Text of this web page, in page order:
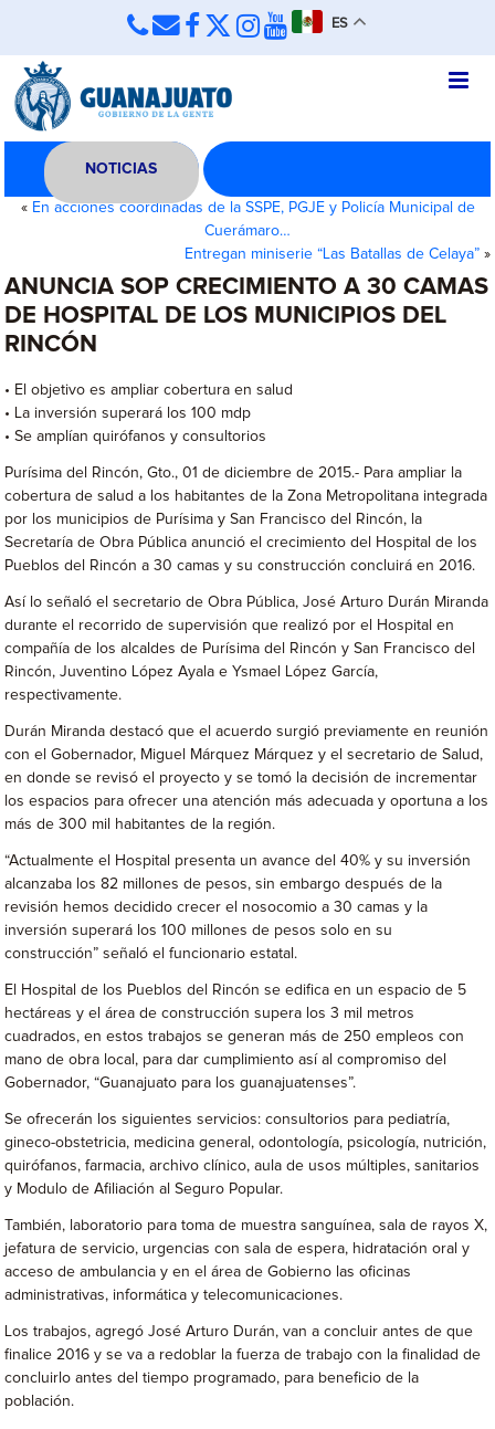
ES
NOTICIAS
« En acciones coordinadas de la SSPE, PGJE y Policía Municipal de
Cuerámaro…
Entregan miniserie “Las Batallas de Celaya”»
ANUNCIA SOP CRECIMIENTO A 30 CAMAS
DE HOSPITAL DE LOS MUNICIPIOS DEL
RINCÓN
• El objetivo es ampliar cobertura en salud
• La inversión superará los 100 mdp
• Se amplían quirófanos y consultorios
Purísima del Rincón, Gto., 01 de diciembre de 2015.- Para ampliar la
cobertura de salud a los habitantes de la Zona Metropolitana integrada
por los municipios de Purísima y San Francisco del Rincón, la
Secretaría de Obra Pública anunció el crecimiento del Hospital de los
Pueblos del Rincón a 30 camas y su construcción concluirá en 2016.
Así lo señaló el secretario de Obra Pública, José Arturo Durán Miranda
durante el recorrido de supervisión que realizó por el Hospital en
compañía de los alcaldes de Purísima del Rincón y San Francisco del
Rincón, Juventino López Ayala e Ysmael López García,
respectivamente.
Durán Miranda destacó que el acuerdo surgió previamente en reunión
con el Gobernador, Miguel Márquez Márquez y el secretario de Salud,
en donde se revisó el proyecto y se tomó la decisión de incrementar
los espacios para ofrecer una atención más adecuada y oportuna a los
más de 300 mil habitantes de la región.
“Actualmente el Hospital presenta un avance del 40% y su inversión
alcanzaba los 82 millones de pesos, sin embargo después de la
revisión hemos decidido crecer el nosocomio a 30 camas y la
inversión superará los 100 millones de pesos solo en su
construcción” señaló el funcionario estatal.
El Hospital de los Pueblos del Rincón se edifica en un espacio de 5
hectáreas y el área de construcción supera los 3 mil metros
cuadrados, en estos trabajos se generan más de 250 empleos con
mano de obra local, para dar cumplimiento así al compromiso del
Gobernador, “Guanajuato para los guanajuatenses”.
Se ofrecerán los siguientes servicios: consultorios para pediatría,
gineco-obstetricia, medicina general, odontología, psicología, nutrición,
quirófanos, farmacia, archivo clínico, aula de usos múltiples, sanitarios
y Modulo de Afiliación al Seguro Popular.
También, laboratorio para toma de muestra sanguínea, sala de rayos X,
jefatura de servicio, urgencias con sala de espera, hidratación oral y
acceso de ambulancia y en el área de Gobierno las oficinas
administrativas, informática y telecomunicaciones.
Los trabajos, agregó José Arturo Durán, van a concluir antes de que
finalice 2016 y se va a redoblar la fuerza de trabajo con la finalidad de
concluirlo antes del tiempo programado, para beneficio de la
población.